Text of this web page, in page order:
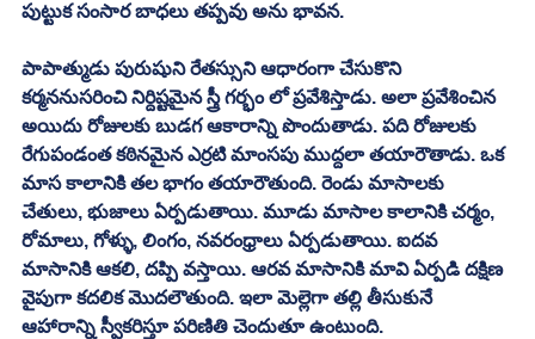
పుట్టుక సంసార బాధలు తప్పవు అను భావన.
పాపాత్ముడు పురుషుని రేతస్సుని ఆధారంగా చేసుకొని
కర్మననుసరించి నిర్దిష్టమైన స్త్రీ గర్భం లో ప్రవేశిస్తాడు. అలా ప్రవేశించిన
అయిదు రోజులకు బుడగ ఆకారాన్ని పొందుతాడు. పది రోజులకు
రేగుపండంత కఠినమైన ఎర్రటి మాంసపు ముద్దలా తయారౌతాడు. ఒక
మాస కాలానికి తల భాగం తయారౌతుంది. రెండు మాసాలకు
చేతులు, భుజాలు ఏర్పడుతాయి. మూడు మాసాల కాలానికి చర్మం,
రోమాలు, గోళ్ళు, లింగం, నవరంధ్రాలు ఏర్పడుతాయి. ఐదవ
మాసానికి ఆకలి, దప్పి వస్తాయి. ఆరవ మాసానికి మావి ఏర్పడి దక్షిణ
వైపుగా కదలిక మొదలౌతుంది. ఇలా మెల్లెగా తల్లి తీసుకునే
ఆహారాన్ని స్వీకరిస్తూ పరిణితి చెందుతూ ఉంటుంది.